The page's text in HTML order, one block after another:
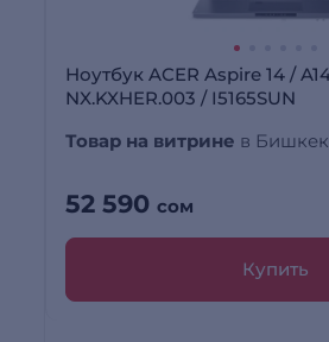
Ноутбук ACER Aspire 14 /
NX.KXHER.003 / I5165SUN
Товар на витрине в
52 590 сом
Купить